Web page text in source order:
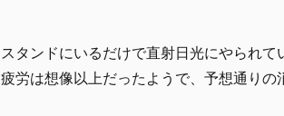
スタンドにいるだけで直射日光にやられ
疲労は想像以上だったようで、予想通り